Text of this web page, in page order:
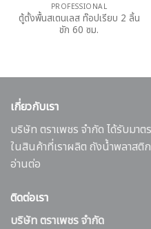
PROFESSIONAL
ตู้ตั้งพื้นสเตนเลส ท๊อปเรียบ 2 ลิ้น
ชัก 60 ซม.
เกี่ยวกับเรา
บริษัท ตราเพชร จำกัด ได้รับม
ในสินค้าที่เราผลิต ถังน้ำพลาสติ
อ่านต่อ
ติดต่อเรา
บริษัท ตราเพชร จำกัด